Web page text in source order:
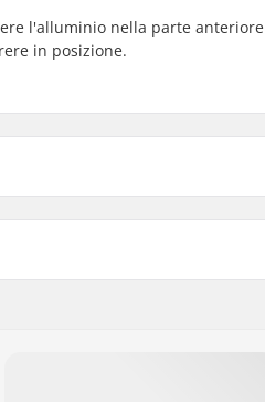
l'alluminio nella parte anteriore
in posizione.